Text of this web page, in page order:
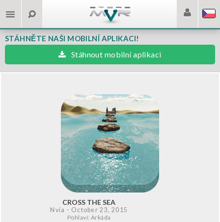
STÁHNĚTE NAŠI MOBILNÍ APLIKACI!
Stáhnout mobilní aplikaci
CROSS THE SEA
Nvía - October 23, 2015
Pohlaví: Arkáda